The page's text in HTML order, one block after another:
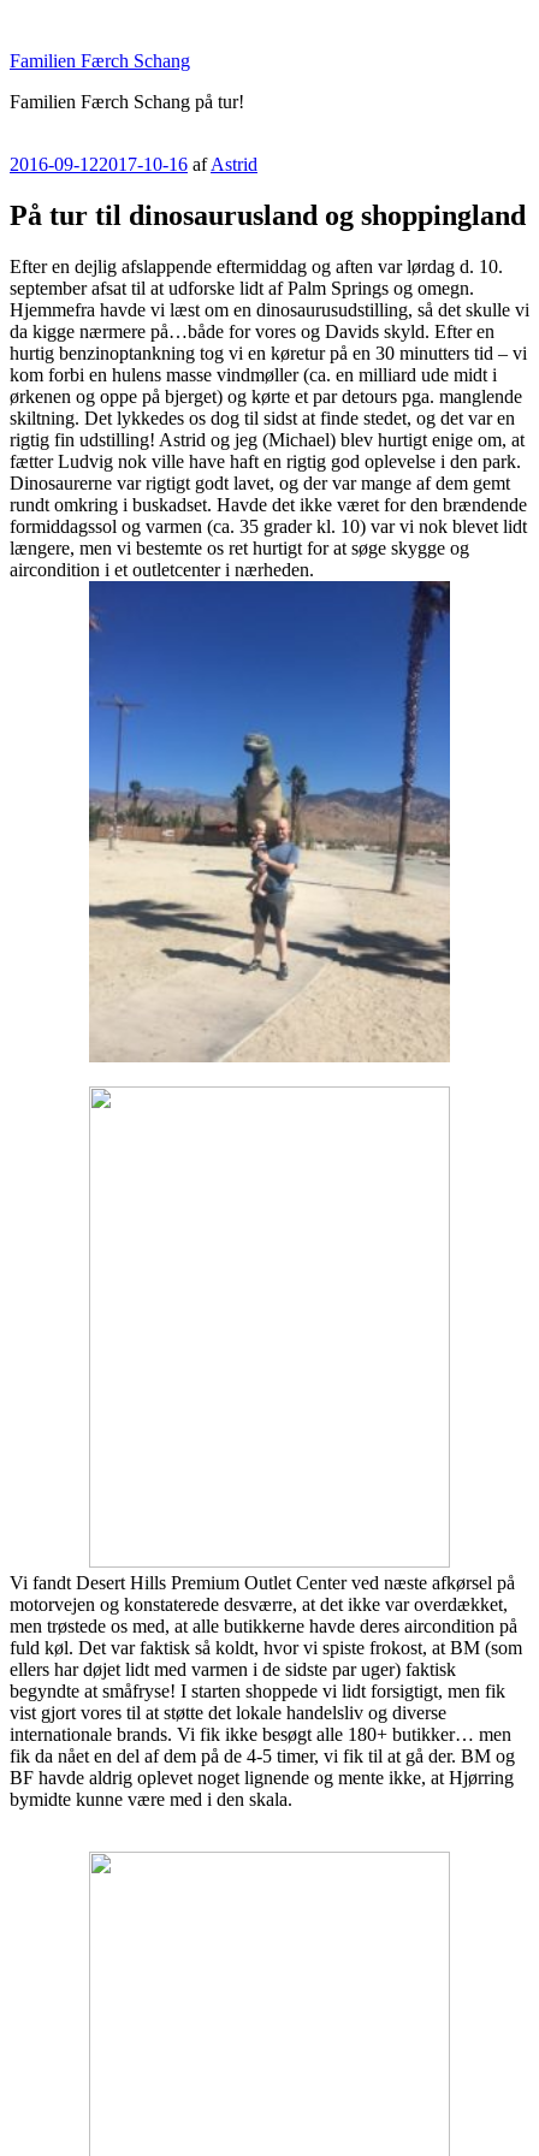
indhold
Familien Færch Schang
Familien Færch Schang på tur!
Udgivet
2016-09-122017-10-16 afAstrid
På tur til dinosaurusland og shoppingland
Efter en dejlig afslappende eftermiddag og aften var lørdag d. 10.
september afsat til at udforske lidt af Palm Springs og omegn.
Hjemmefra havde vi læst om en dinosaurusudstilling, så det skulle vi
da kigge nærmere på…både for vores og Davids skyld. Efter en
hurtig benzinoptankning tog vi en køretur på en 30 minutters tid – vi
kom forbi en hulens masse vindmøller (ca. en milliard ude midt i
ørkenen og oppe på bjerget) og kørte et par detours pga. manglende
skiltning. Det lykkedes os dog til sidst at finde stedet, og det var en
rigtig fin udstilling! Astrid og jeg (Michael) blev hurtigt enige om, at
fætter Ludvig nok ville have haft en rigtig god oplevelse i den park.
Dinosaurerne var rigtigt godt lavet, og der var mange af dem gemt
rundt omkring i buskadset. Havde det ikke været for den brændende
formiddagssol og varmen (ca. 35 grader kl. 10) var vi nok blevet lidt
længere, men vi bestemte os ret hurtigt for at søge skygge og
aircondition i et outletcenter i nærheden.
Vi fandt Desert Hills Premium Outlet Center ved næste afkørsel på
motorvejen og konstaterede desværre, at det ikke var overdækket,
men trøstede os med, at alle butikkerne havde deres aircondition på
fuld køl. Det var faktisk så koldt, hvor vi spiste frokost, at BM (som
ellers har døjet lidt med varmen i de sidste par uger) faktisk
begyndte at småfryse! I starten shoppede vi lidt forsigtigt, men fik
vist gjort vores til at støtte det lokale handelsliv og diverse
internationale brands. Vi fik ikke besøgt alle 180+ butikker… men
fik da nået en del af dem på de 4-5 timer, vi fik til at gå der. BM og
BF havde aldrig oplevet noget lignende og mente ikke, at Hjørring
bymidte kunne være med i den skala.